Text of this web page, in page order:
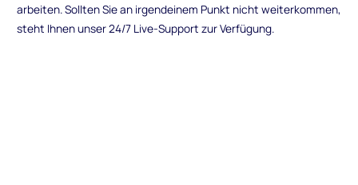
arbeiten. Sollten Sie an irgendeinem Punkt nicht weiterkommen,
steht Ihnen unser 24/7 Live-Support zur Verfügung.